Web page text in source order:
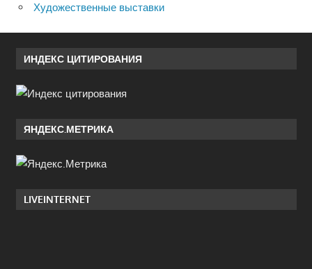
Художественные выставки
ИНДЕКС ЦИТИРОВАНИЯ
ЯНДЕКС.МЕТРИКА
LIVEINTERNET